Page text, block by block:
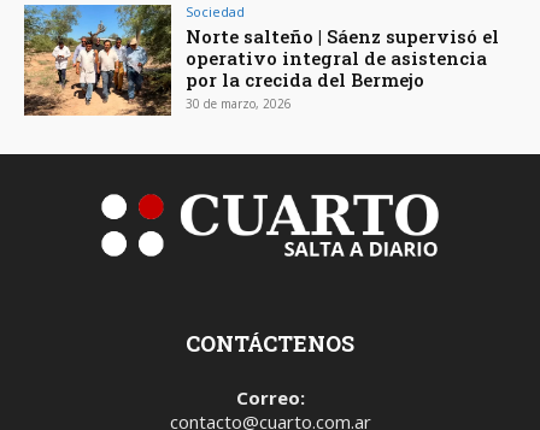
Sociedad
Norte salteño | Sáenz supervisó el
operativo integral de asistencia
por la crecida del Bermejo
30 de marzo, 2026
CONTÁCTENOS
Correo:
contacto@cuarto.com.ar